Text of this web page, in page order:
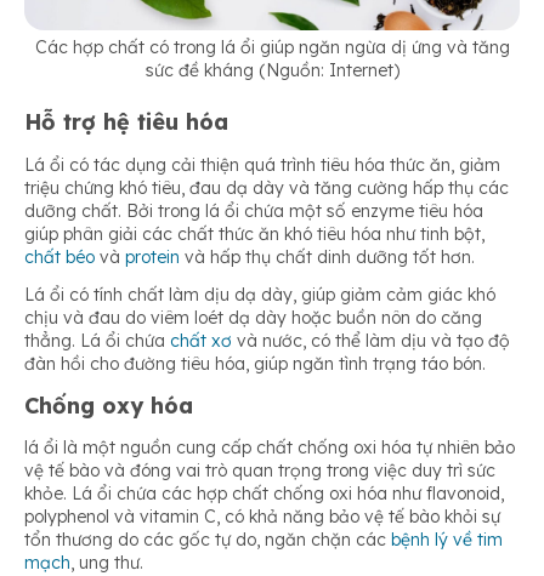
Các hợp chất có trong lá ổi giúp ngăn ngừa dị ứng và tăng
sức đề kháng (Nguồn: Internet)
Hỗ trợ hệ tiêu hóa
Lá ổi có tác dụng cải thiện quá trình tiêu hóa thức ăn, giảm
triệu chứng khó tiêu, đau dạ dày và tăng cường hấp thụ các
dưỡng chất. Bởi trong lá ổi chứa một số enzyme tiêu hóa
giúp phân giải các chất thức ăn khó tiêu hóa như tinh bột,
chất béo và protein và hấp thụ chất dinh dưỡng tốt hơn.
Lá ổi có tính chất làm dịu dạ dày, giúp giảm cảm giác khó
chịu và đau do viêm loét dạ dày hoặc buồn nôn do căng
thẳng. Lá ổi chứa chất xơ và nước, có thể làm dịu và tạo độ
đàn hồi cho đường tiêu hóa, giúp ngăn tình trạng táo bón.
Chống oxy hóa
lá ổi là một nguồn cung cấp chất chống oxi hóa tự nhiên bảo
vệ tế bào và đóng vai trò quan trọng trong việc duy trì sức
khỏe. Lá ổi chứa các hợp chất chống oxi hóa như flavonoid,
polyphenol và vitamin C, có khả năng bảo vệ tế bào khỏi sự
tổn thương do các gốc tự do, ngăn chặn các bệnh lý về tim
mạch, ung thư.